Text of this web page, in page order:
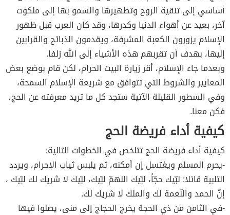
أساسي إلى تنقية الروح وتطهيرها والسمو بها إلى ملكوت
آخر، بعيد عن أهواء الدنيا وكدرها، وقد كان العرب قبل ظهور
الإسلام يزورون الكعبة المشرفة، ويقدمون الذبائح والقرابين
إليها، بهدف أن تقربهم هذه الأشياء إلى الله زلفا.
وبعدما جاء الإسلام، أقر زيارة البيت الحرام، لكن قام بوضع بعض
المعايير والشروط التي تتوافق مع شريعة الإسلام السمحة،
وفي السطور القليلة الآتية ستجد كل ما تريد معرفته عن الحج،
فكن معنا.
كيفية أداء فريضة الحج
كيفية أداء فريضة الحج تتلخص في الخطوات التالية:
-يحرم المسلم ويغتسل إن أمكنه، ثم يلبس ثياب الإحرام، ويردد
التلبية قائلا: لبّيك حجّاً، لبّيك اللهمّ لبّيك، لبّيك لا شريك لك لبّيك ،
إنّ الحمد والنّعمة لك والملك لا شريك لك.
-في الثامن من ذي الحجة يخرج الحجاج إلى منى، يصلوا فيها